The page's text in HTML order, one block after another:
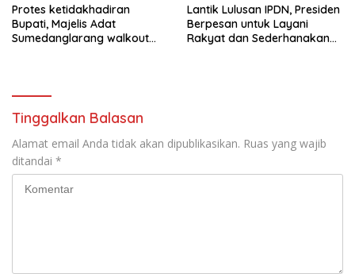
Protes ketidakhadiran
Bupati, Majelis Adat
Sumedanglarang walkout
Lantik Lulusan IPDN, Presiden
Berpesan untuk Layani
Rakyat dan Sederhanakan
Tinggalkan Balasan
Alamat email Anda tidak akan dipublikasikan. Ruas yang wajib
ditandai *